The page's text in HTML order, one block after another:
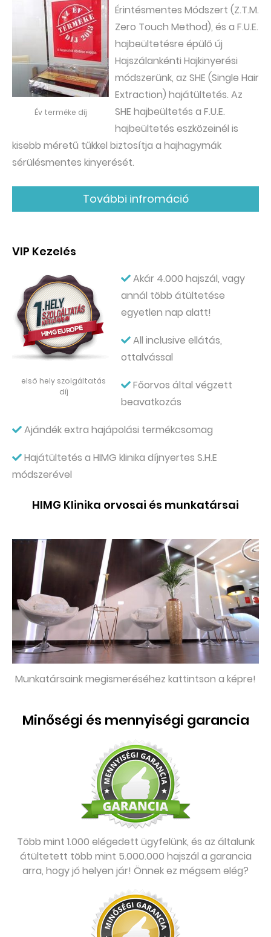
Év terméke díj
Érintésmentes Módszert (Z.T.M.
Zero Touch Method), és a F.U.E.
hajbeültetésre épülő új
Hajszálankénti Hajkinyerési
módszerünk, az SHE (Single Hair
Extraction) hajátültetés. Az
SHE hajbeültetés a F.U.E.
hajbeültetés eszközeinél is
kisebb méretű tűkkel biztosítja a hajhagymák
sérülésmentes kinyerését.
További infromáció
VIP Kezelés
első hely szolgáltatás
díj
Akár 4.000 hajszál, vagy
annál több átültetése
egyetlen nap alatt!
All inclusive ellátás,
ottalvással
Főorvos által végzett
beavatkozás
Ajándék extra hajápolási termékcsomag
Hajátültetés a HIMG klinika díjnyertes S.H.E
módszerével
HIMG Klinika orvosai és munkatársai
Munkatársaink megismeréséhez kattintson a képre!
Minőségi és mennyiségi garancia
Több mint 1.000 elégedett ügyfelünk, és az általunk
átültetett több mint 5.000.000 hajszál a garancia
arra, hogy jó helyen jár! Önnek ez mégsem elég?